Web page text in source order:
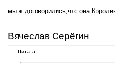
мы ж договорились,что она
Вячеслав Серёгин
Цитата: